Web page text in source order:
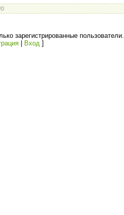
/0
зарегистрированные пользователи.
Вход ]